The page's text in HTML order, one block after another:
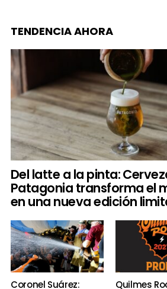
TENDENCIA AHORA
Del latte a la pinta:
Patagonia transforma el
en una nueva edición
Coronel Suárez:
Quilmes